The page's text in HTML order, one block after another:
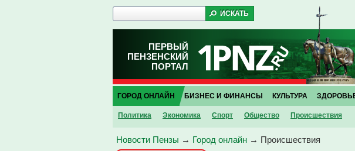
ПЕРВЫЙ
ПЕНЗЕНСКИЙ
ПОРТАЛ
ГОРОД ОНЛАЙН
Политика Экономика Спорт Общество Проиcшествия
БИЗНЕС И ФИНАНСЫ КУЛЬТУРА
Новости Пензы → Город онлайн → Проиcшествия